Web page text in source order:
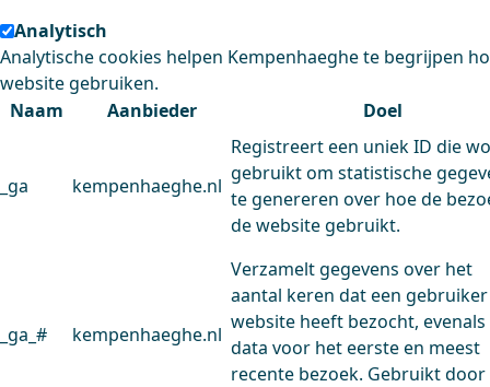
Analytisch
Analytische cookies helpen Kempenhaeghe te begrijpen
website gebruiken.
Naam
Aanbieder Doel
_ga kempenhaeghe.nl
Registreert een uniek ID die
gebruikt om statistische
te genereren over hoe de
de website gebruikt.
_ga_# kempenhaeghe.nl
Verzamelt gegevens over het
aantal keren dat een
website heeft bezocht, evenals
data voor het eerste en meest
recente bezoek. Gebruikt door